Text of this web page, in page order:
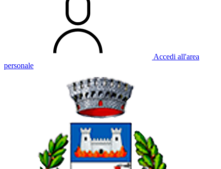
Accedi all'area
personale